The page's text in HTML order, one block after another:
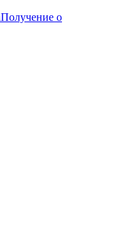
Получение о